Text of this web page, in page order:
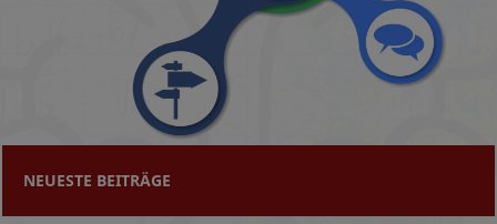
NEUESTE BEITRÄGE